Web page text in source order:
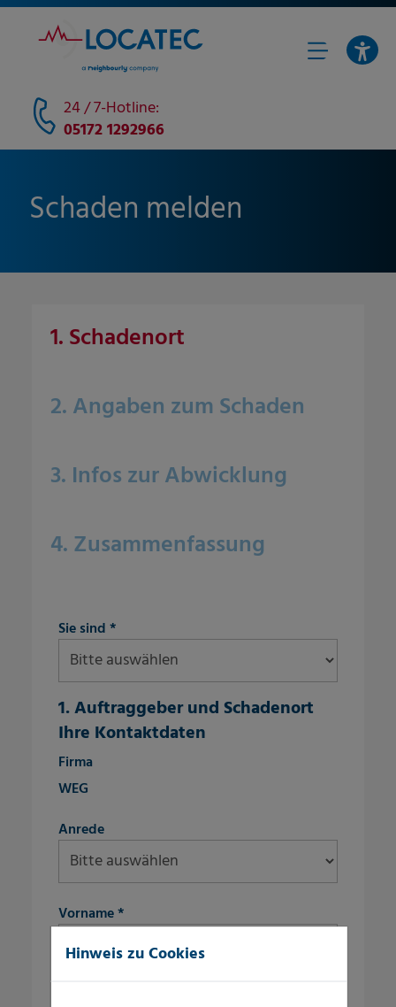
24 / 7-Hotline:
05172 1292966
Schaden melden
1. Schadenort
2. Angaben zum Schaden
3. Infos zur Abwicklung
4. Zusammenfassung
Sie sind*
1. Auftraggeber und Schadenort
Ihre Kontaktdaten
fieldset-7
Firma
WEG
fieldset-8
Anrede
Vorname*
Hinweis zu Cookies